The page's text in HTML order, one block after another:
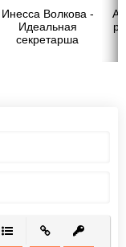
Инесса Волкова -
Идеальная
секретарша